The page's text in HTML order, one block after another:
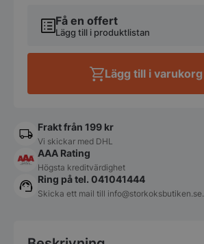
Camwear
mängdFå en offert
Lägg till i produktlistan
Lägg till i varukorg
Frakt från 199 kr
Vi skickar med DHL
AAA Rating
Högsta kreditvärdighet
Ring på tel. 041041444
Skicka ett mail till info@storkoksbutiken.se.